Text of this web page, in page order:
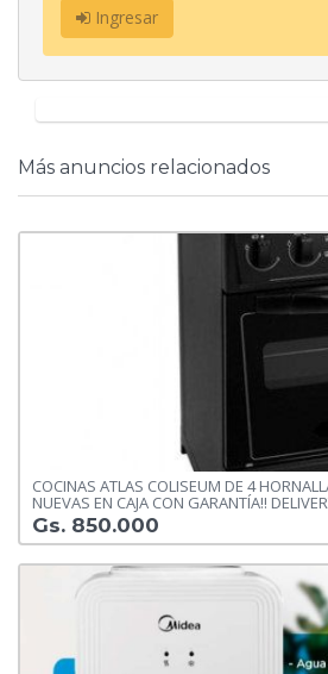
Ingresar
Más anuncios relacionados
COCINAS ATLAS COLISEUM DE 4
NUEVAS EN CAJA CON GARANTÍA!!
Gs. 850.000